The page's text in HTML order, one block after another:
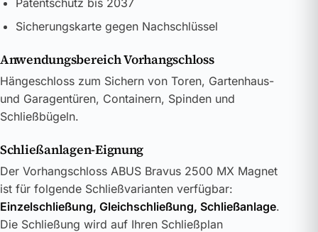
Sicherungskarte gegen Nachschlüssel
Anwendungsbereich Vorhangschloss
Hängeschloss zum Sichern von Toren, Gartenhaus-
und Garagentüren, Containern, Spinden und
Schließbügeln.
Schließanlagen-Eignung
Der Vorhangschloss ABUS Bravus 2500 MX Magnet
ist für folgende Schließvarianten verfügbar:
Einzelschließung, Gleichschließung, Schließanlage.
Die Schließung wird auf Ihren Schließplan